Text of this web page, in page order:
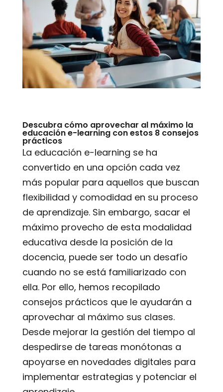
Descubra cómo aprovechar al máximo la
educación e-learning con estos 8 consejos
prácticos
La educación e-learning se ha
convertido en una opción cada vez
más popular para aquellos que buscan
flexibilidad y comodidad en su proceso
de aprendizaje. Sin embargo, sacar el
máximo provecho de esta modalidad
educativa desde la posición de la
docencia, puede ser todo un desafío
cuando no se está familiarizado con
ella. Por ello, hemos recopilado
consejos prácticos que le ayudarán a
aprovechar al máximo sus clases.
Desde mejorar la gestión del tiempo al
despedirse de tareas monótonas a
apoyarse en novedades digitales para
implementar estrategias y potenciar el